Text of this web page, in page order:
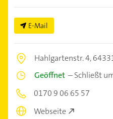
E-Mail
Hahlgartenstr. 4,
Geöffnet –Schließt
0170 9 06 65 57
Webseite